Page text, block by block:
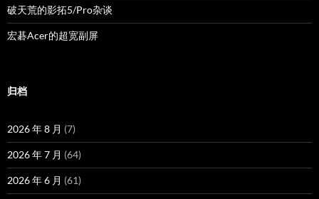
破天荒的影拓5/Pro杂谈
宏碁Acer的超宽副屏
归档
2026 年 8 月 (7)
2026 年 7 月 (64)
2026 年 6 月 (61)